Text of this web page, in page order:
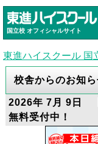
国立校 オフィシャルサイト
東進ハイスクール 国
校舎からのお知
2026年 7月 9日
無料受付中！